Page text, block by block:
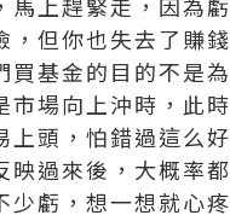
，但你也失去了賺
買基金的目的不是
市場向上沖時，此
上頭，怕錯過這么
映過來後，大概率
少虧，想一想就心疼